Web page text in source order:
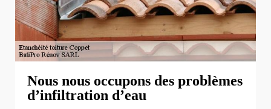
Nous nous occupons des problèmes
d’infiltration d’eau